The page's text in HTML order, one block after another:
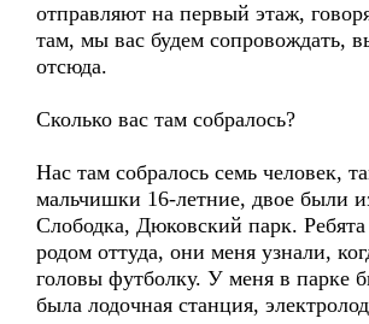
отправляют на первый этаж,
там, мы вас будем сопровождать,
отсюда.
Сколько вас там собралось?
Нас там собралось семь человек,
мальчишки 16-летние, двое были
Слободка, Дюковский парк.
родом оттуда, они меня узнали,
головы футболку. У меня в парке
была лодочная станция,